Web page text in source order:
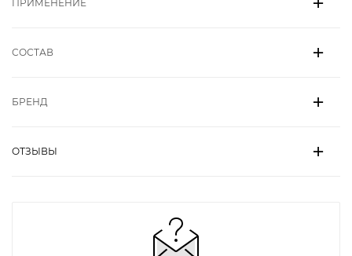
ПРИМЕНЕНИЕ
СОСТАВ
БРЕНД
ОТЗЫВЫ